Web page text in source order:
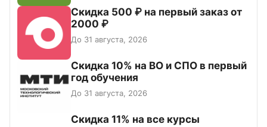
Скидка 500 ₽ на первый заказ от
2000 ₽
До 31 августа, 2026
Скидка 10% на ВО и СПО в первый
год обучения
До 31 августа, 2026
Скидка 11% на все курсы